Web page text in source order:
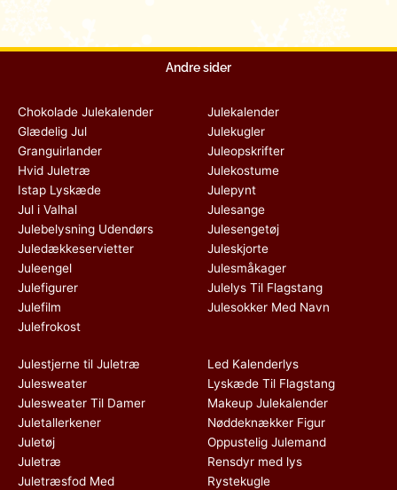
Andre sider
Chokolade Julekalender
Glædelig Jul
Granguirlander
Hvid Juletræ
Istap Lyskæde
Jul i Valhal
Julebelysning Udendørs
Juledækkeservietter
Juleengel
Julefigurer
Julefilm
Julefrokost
Julekalender
Julekugler
Juleopskrifter
Julekostume
Julepynt
Julesange
Julesengetøj
Juleskjorte
Julesmåkager
Julelys Til Flagstang
Julesokker Med Navn
Julestjerne til Juletræ
Julesweater
Julesweater Til Damer
Juletallerkener
Juletøj
Juletræ
Juletræsfod Med
Led Kalenderlys
Lyskæde Til Flagstang
Makeup Julekalender
Nøddeknækker Figur
Oppustelig Julemand
Rensdyr med lys
Rystekugle